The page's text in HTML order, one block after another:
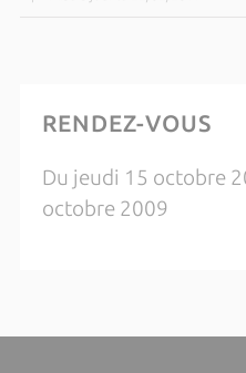
RENDEZ-VOUS
Du jeudi 15 octobre
octobre 2009